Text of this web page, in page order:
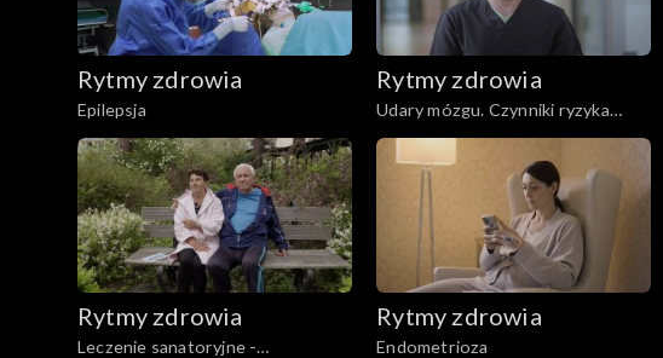
Rytmy zdrowia
Epilepsja
Rytmy zdrowia
Udary mózgu. Czynniki ryzyka
udarów
Rytmy zdrowia
Leczenie sanatoryjne -
Rytmy zdrowia
Endometrioza